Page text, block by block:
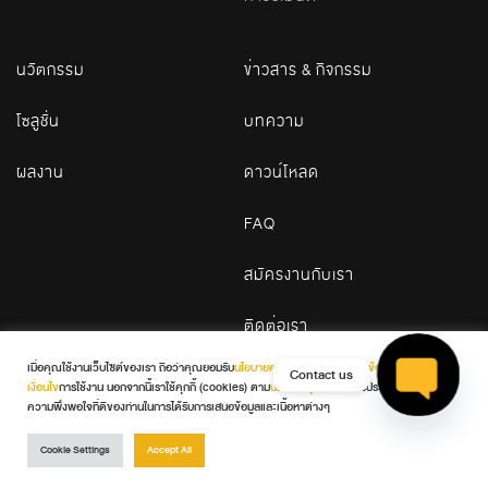
นวัตกรรม
โซลูชั่น
ผลงาน
ข่าวสาร & กิจกรรม
บทความ
ดาวน์โหลด
FAQ
สมัครงานกับเรา
ติดต่อเรา
© 2026 WDC. All Rights Reserved
เมื่อคุณใช้งานเว็บไซต์ของเรา ถือว่าคุณยอมรับนโยบายความเป็นส่วนตัว
ข้อกำหนดและ
เงื่อนไขการใช้งาน นอกจากนี้เราใช้คุกกี้ (cookies) ตามนโยบายคุกกี้
เพื่อเพิ่มประสบการณ์และ
ความพึงพอใจที่ดีของท่านในการได้รับการเสนอข้อมูลและเนื้อหาต่างๆ
Cookie Settings Accept All
Contact us